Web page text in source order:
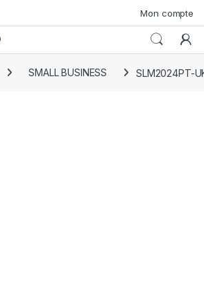
Mon compte
SMALL BUSINESS SLM2024PT-